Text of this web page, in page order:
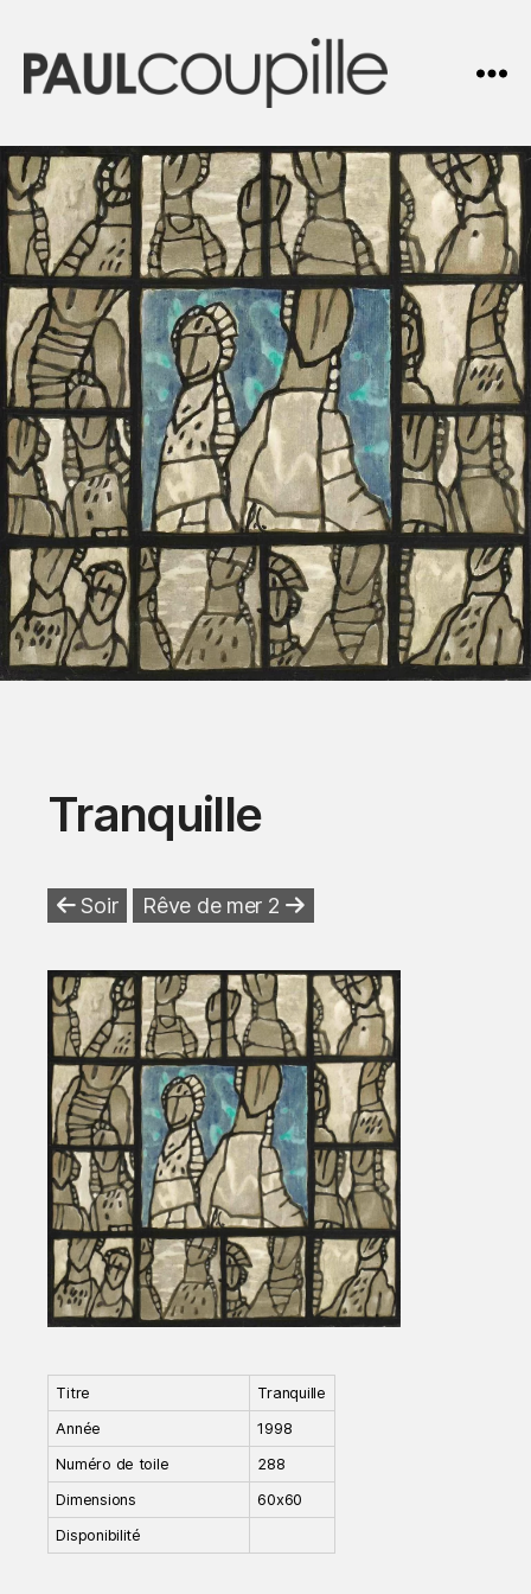
COUPILLE
Tranquille
Soir Rêve de mer 2
Titre
Tranquille
Année
1998
Numéro de toile
288
Dimensions
60x60
Disponibilité